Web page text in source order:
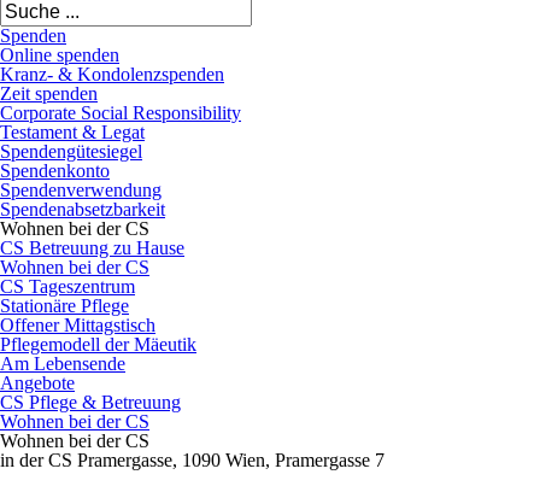
Spenden
Online spenden
Kranz- & Kondolenzspenden
Zeit spenden
Corporate Social Responsibility
Testament & Legat
Spendengütesiegel
Spendenkonto
Spendenverwendung
Spendenabsetzbarkeit
Wohnen bei der CS
CS Betreuung zu Hause
Wohnen bei der CS
CS Tageszentrum
Stationäre Pflege
Offener Mittagstisch
Pflegemodell der Mäeutik
Am Lebensende
Angebote
CS Pflege & Betreuung
Wohnen bei der CS
Wohnen bei der CS
in der CS Pramergasse, 1090 Wien, Pramergasse 7